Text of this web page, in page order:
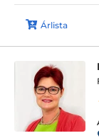
Árlista